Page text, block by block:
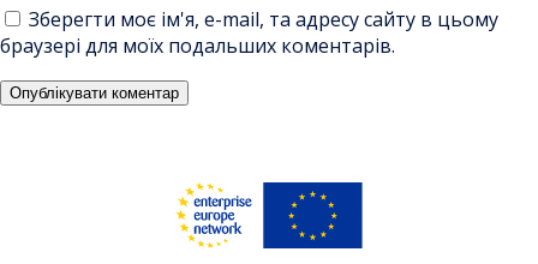
Зберегти моє ім'я, e-mail, та адресу сайту в цьому
браузері для моїх подальших коментарів.